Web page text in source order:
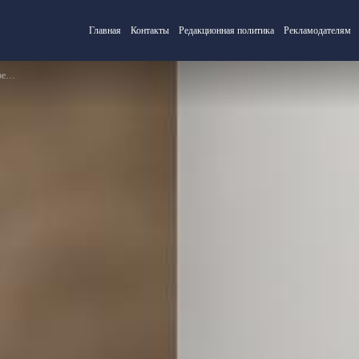
Главная Контакты Редакционная политика Рекламодателям